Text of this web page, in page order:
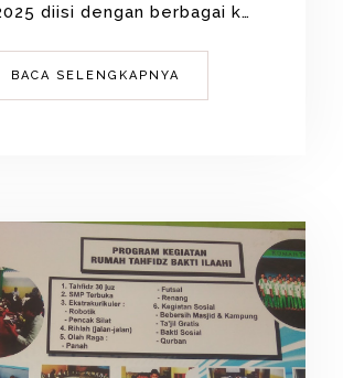
diisi dengan berbagai k…
BACA SELENGKAPNYA